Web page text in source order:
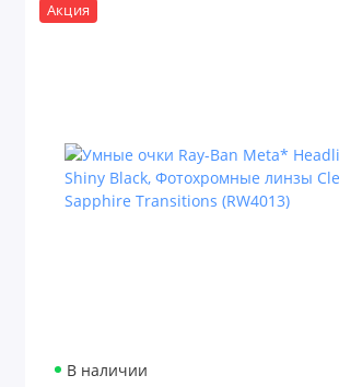
Акция
В наличии